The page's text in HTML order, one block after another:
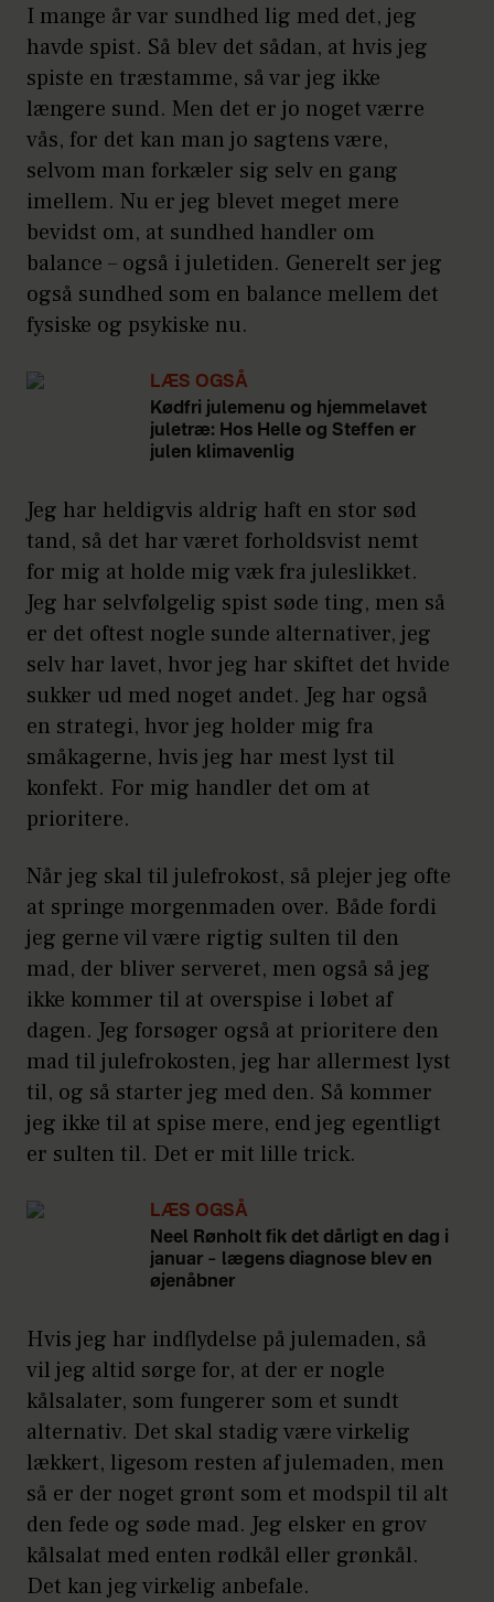
I mange år var sundhed lig med det, jeg
havde spist. Så blev det sådan, at hvis jeg
spiste en træstamme, så var jeg ikke
længere sund. Men det er jo noget værre
vås, for det kan man jo sagtens være,
selvom man forkæler sig selv en gang
imellem. Nu er jeg blevet meget mere
bevidst om, at sundhed handler om
balance – også i juletiden. Generelt ser jeg
også sundhed som en balance mellem det
fysiske og psykiske nu.
LÆS OGSÅ
Kødfri julemenu og hjemmelavet
juletræ: Hos Helle og Steffen er
julen klimavenlig
Jeg har heldigvis aldrig haft en stor sød
tand, så det har været forholdsvist nemt
for mig at holde mig væk fra juleslikket.
Jeg har selvfølgelig spist søde ting, men så
er det oftest nogle sunde alternativer, jeg
selv har lavet, hvor jeg har skiftet det hvide
sukker ud med noget andet. Jeg har også
en strategi, hvor jeg holder mig fra
småkagerne, hvis jeg har mest lyst til
konfekt. For mig handler det om at
prioritere.
Når jeg skal til julefrokost, så plejer jeg ofte
at springe morgenmaden over. Både fordi
jeg gerne vil være rigtig sulten til den
mad, der bliver serveret, men også så jeg
ikke kommer til at overspise i løbet af
dagen. Jeg forsøger også at prioritere den
mad til julefrokosten, jeg har allermest lyst
til, og så starter jeg med den. Så kommer
jeg ikke til at spise mere, end jeg egentligt
er sulten til. Det er mit lille trick.
LÆS OGSÅ
Neel Rønholt fik det dårligt en dag i
januar – lægens diagnose blev en
øjenåbner
Hvis jeg har indflydelse på julemaden, så
vil jeg altid sørge for, at der er nogle
kålsalater, som fungerer som et sundt
alternativ. Det skal stadig være virkelig
lækkert, ligesom resten af julemaden, men
så er der noget grønt som et modspil til alt
den fede og søde mad. Jeg elsker en grov
kålsalat med enten rødkål eller grønkål.
Det kan jeg virkelig anbefale.